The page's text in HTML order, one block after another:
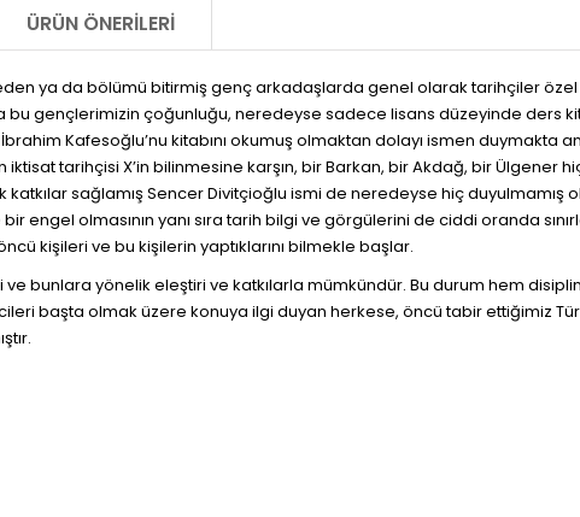
ÜRÜN ÖNERILERI
ya da bölümü bitirmiş genç arkadaşlarda genel olarak tarihçiler özel
gençlerimizin çoğunluğu, neredeyse sadece lisans düzeyinde ders
Kafesoğlu’nu kitabını okumuş olmaktan dolayı ismen duymakta
iktisat tarihçisi X’in bilinmesine karşın, bir Barkan, bir Akdağ, bir Ülgener
katkılar sağlamış Sencer Divitçioğlu ismi de neredeyse hiç
engel olmasının yanı sıra tarih bilgi ve görgülerini de ciddi oranda
kişileri ve bu kişilerin yaptıklarını bilmekle başlar.
bunlara yönelik eleştiri ve katkılarla mümkündür. Bu durum hem
başta olmak üzere konuya ilgi duyan herkese, öncü tabir ettiğimiz